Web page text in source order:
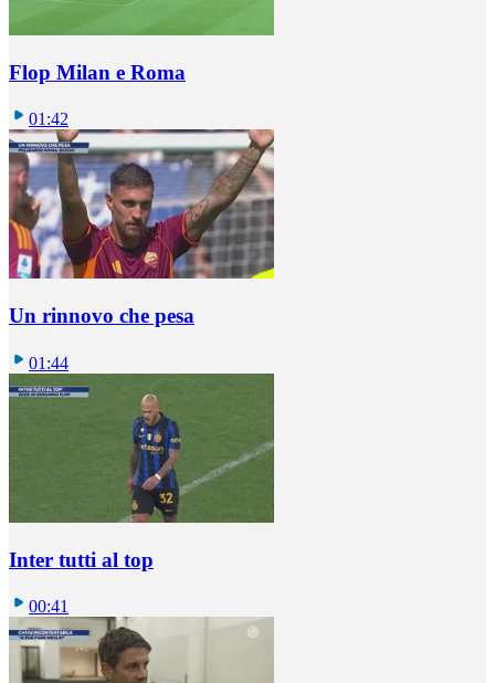
Flop Milan e Roma
01:42
Un rinnovo che pesa
01:44
Inter tutti al top
00:41